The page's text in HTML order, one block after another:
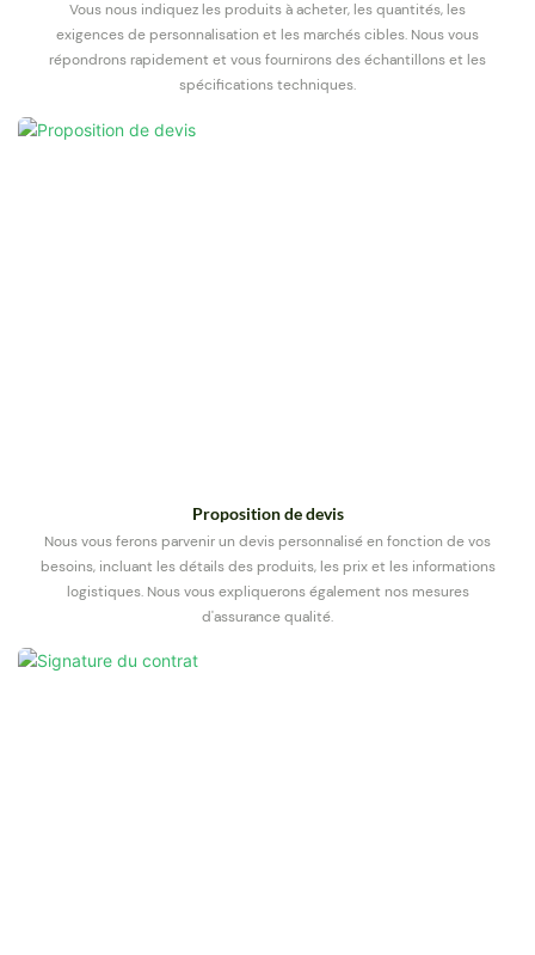
Vous nous indiquez les produits à acheter, les quantités, les
exigences de personnalisation et les marchés cibles. Nous vous
répondrons rapidement et vous fournirons des échantillons et les
spécifications techniques.
Proposition de devis
Nous vous ferons parvenir un devis personnalisé en fonction de vos
besoins, incluant les détails des produits, les prix et les informations
logistiques. Nous vous expliquerons également nos mesures
d'assurance qualité.